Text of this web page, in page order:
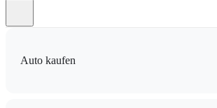
Auto kaufen